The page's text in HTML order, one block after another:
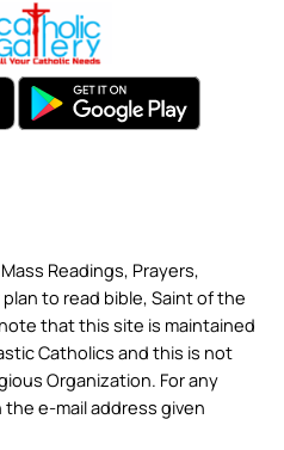
Readings, Prayers,
to read bible, Saint of the
that this site is maintained
Catholics and this is not
Organization. For any
e-mail address given